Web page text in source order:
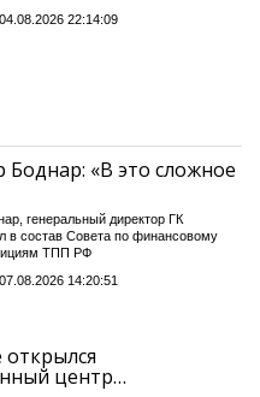
22:14:09
Боднар: «В это сложное
генеральный директор ГК
в состав Совета по финансовому
ТПП РФ
14:20:51
открылся
центр…